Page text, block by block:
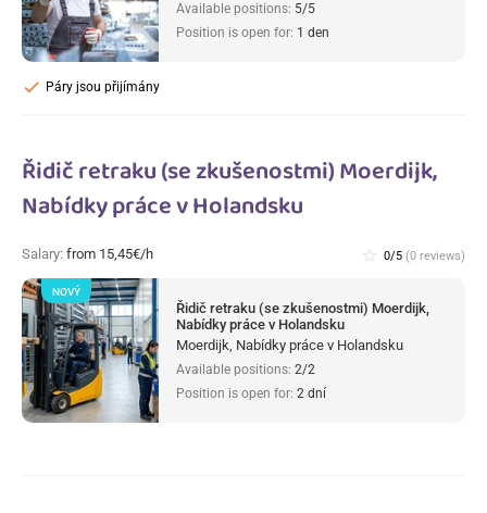
Available positions: 5/5
Position is open for: 1 den
Páry jsou přijímány
check
Řidič retraku (se zkušenostmi) Moerdijk,
Nabídky práce v Holandsku
Salary: from 15,45€/h star_border 0/5 (0 reviews)
Řidič retraku (se zkušenostmi) Moerdijk,
Nabídky práce v Holandsku
Moerdijk, Nabídky práce v Holandsku
Available positions: 2/2
Position is open for: 2 dní
NOVÝ